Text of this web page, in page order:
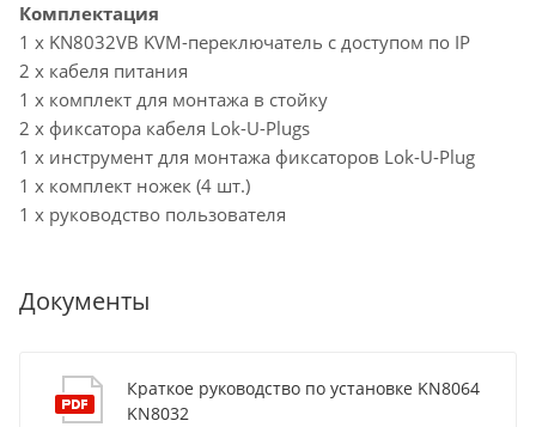
Комплектация
1 x KN8032VB KVM-переключатель с доступом по IP
2 x кабеля питания
1 x комплект для монтажа в стойку
2 x фиксатора кабеля Lok-U-Plugs
1 x инструмент для монтажа фиксаторов Lok-U-Plug
1 x комплект ножек (4 шт.)
1 x руководство пользователя
Документы
Краткое руководство по установке KN8064
KN8032